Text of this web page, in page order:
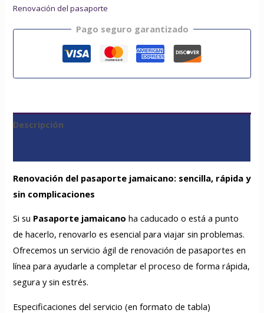
Renovación del pasaporte
Pago seguro garantizado
Descripción
Renovación del pasaporte jamaicano: sencilla, rápida y
sin complicaciones
Si su Pasaporte jamaicano ha caducado o está a punto
de hacerlo, renovarlo es esencial para viajar sin problemas.
Ofrecemos un servicio ágil de renovación de pasaportes en
línea para ayudarle a completar el proceso de forma rápida,
segura y sin estrés.
Especificaciones del servicio (en formato de tabla)